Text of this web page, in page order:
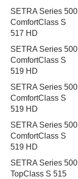
SETRA Series 500
ComfortClass S
517 HD
SETRA Series 500
ComfortClass S
519 HD
SETRA Series 500
ComfortClass S
519 HD
SETRA Series 500
ComfortClass S
519 HD
SETRA Series 500
TopClass S 515